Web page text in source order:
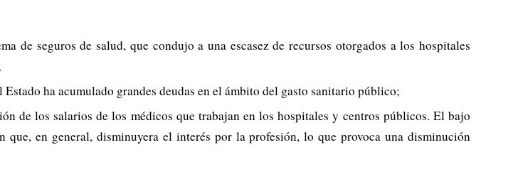
de seguros de salud, que condujo a una escasez de recursos otorgados a los hospitales
ha acumulado grandes deudas en el ámbito del gasto sanitario público;
de los salarios de los médicos que trabajan en los hospitales y centros públicos. El bajo
en general, disminuyera el interés por la profesión, lo que provoca una disminución